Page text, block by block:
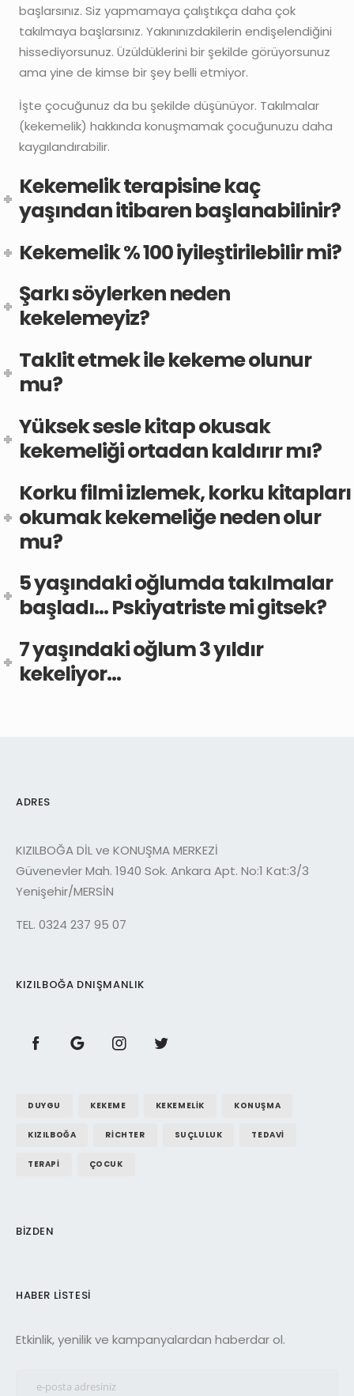
başlarsınız. Siz yapmamaya çalıştıkça daha çok
takılmaya başlarsınız. Yakınınızdakilerin endişelendiğini
hissediyorsunuz. Üzüldüklerini bir şekilde görüyorsunuz
ama yine de kimse bir şey belli etmiyor.
İşte çocuğunuz da bu şekilde düşünüyor. Takılmalar
(kekemelik) hakkında konuşmamak çocuğunuzu daha
kaygılandırabilir.
Kekemelik terapisine kaç
yaşından itibaren başlanabilinir?
Kekemelik % 100 iyileştirilebilir mi?
Şarkı söylerken neden
kekelemeyiz?
Taklit etmek ile kekeme olunur
mu?
Yüksek sesle kitap okusak
kekemeliği ortadan kaldırır mı?
Korku filmi izlemek, korku kitapları
okumak kekemeliğe neden olur
mu?
5 yaşındaki oğlumda takılmalar
başladı... Pskiyatriste mi gitsek?
7 yaşındaki oğlum 3 yıldır
kekeliyor...
ADRES
KIZILBOĞA DİL ve KONUŞMA MERKEZİ
Güvenevler Mah. 1940 Sok. Ankara Apt. No:1 Kat:3/3
Yenişehir/MERSİN
TEL. 0324 237 95 07
KIZILBOĞA DNIŞMANLIK
DUYGU KEKEME KEKEMELIK KONUŞMA
KIZILBOĞA RICHTER SUÇLULUK TEDAVI
TERAPI ÇOCUK
BIZDEN
HABER LISTESI
Etkinlik, yenilik ve kampanyalardan haberdar ol.